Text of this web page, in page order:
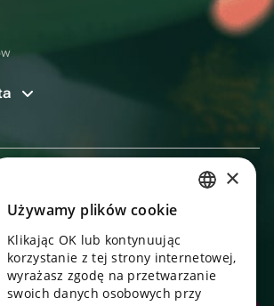
jeszcze wygodniejsze!
samodzielna dostawa, wygodny czat z
UKRAINIAN
PORTUGUESE
×
Używamy plików cookie
Klikając OK lub kontynuując
korzystanie z tej strony internetowej,
wyrażasz zgodę na przetwarzanie
swoich danych osobowych przy